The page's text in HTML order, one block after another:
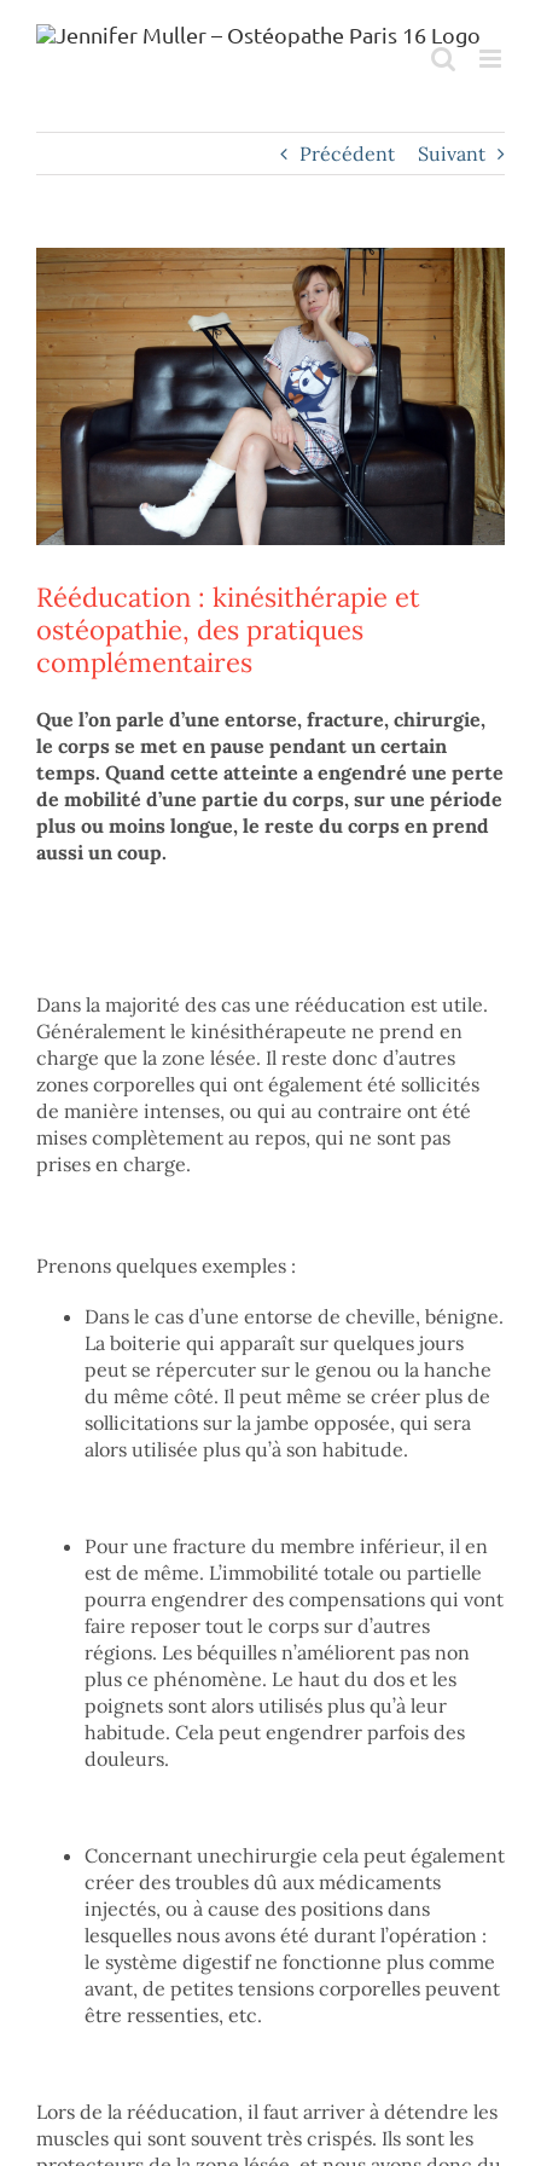
Précédent Suivant
Rééducation : kinésithérapie et
ostéopathie, des pratiques
complémentaires
Que l’on parle d’une entorse, fracture, chirurgie,
le corps se met en pause pendant un certain
temps. Quand cette atteinte a engendré une perte
de mobilité d’une partie du corps, sur une période
plus ou moins longue, le reste du corps en prend
aussi un coup.
Dans la majorité des cas une rééducation est utile.
Généralement le kinésithérapeute ne prend en
charge que la zone lésée. Il reste donc d’autres
zones corporelles qui ont également été sollicités
de manière intenses, ou qui au contraire ont été
mises complètement au repos, qui ne sont pas
prises en charge.
Prenons quelques exemples :
Dans le cas d’une entorse de cheville, bénigne.
La boiterie qui apparaît sur quelques jours
peut se répercuter sur le genou ou la hanche
du même côté. Il peut même se créer plus de
sollicitations sur la jambe opposée, qui sera
alors utilisée plus qu’à son habitude.
Pour une fracture du membre inférieur, il en
est de même. L’immobilité totale ou partielle
pourra engendrer des compensations qui vont
faire reposer tout le corps sur d’autres
régions. Les béquilles n’améliorent pas non
plus ce phénomène. Le haut du dos et les
poignets sont alors utilisés plus qu’à leur
habitude. Cela peut engendrer parfois des
douleurs.
Concernant unechirurgie cela peut également
créer des troubles dû aux médicaments
injectés, ou à cause des positions dans
lesquelles nous avons été durant l’opération :
le système digestif ne fonctionne plus comme
avant, de petites tensions corporelles peuvent
être ressenties, etc.
Lors de la rééducation, il faut arriver à détendre les
muscles qui sont souvent très crispés. Ils sont les